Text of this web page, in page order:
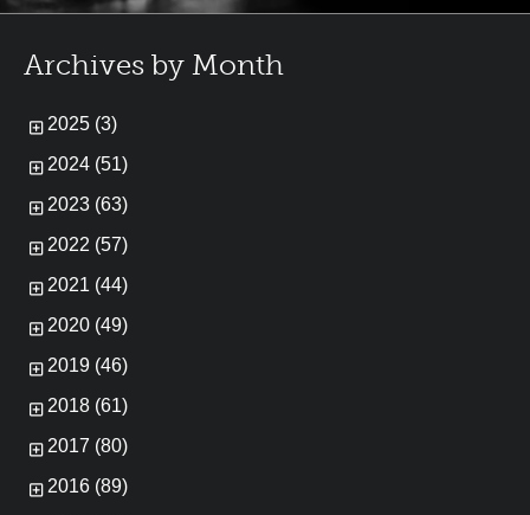
Archives by Month
2025 (3)
2024 (51)
2023 (63)
2022 (57)
2021 (44)
2020 (49)
2019 (46)
2018 (61)
2017 (80)
2016 (89)